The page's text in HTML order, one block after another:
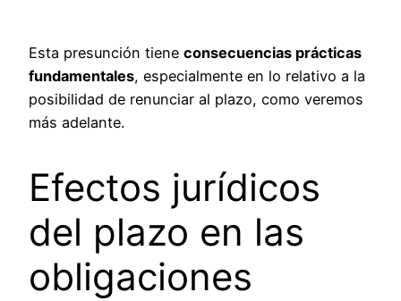
Esta presunción tiene consecuencias prácticas
fundamentales, especialmente en lo relativo a la
posibilidad de renunciar al plazo, como veremos
más adelante.
Efectos jurídicos
del plazo en las
obligaciones